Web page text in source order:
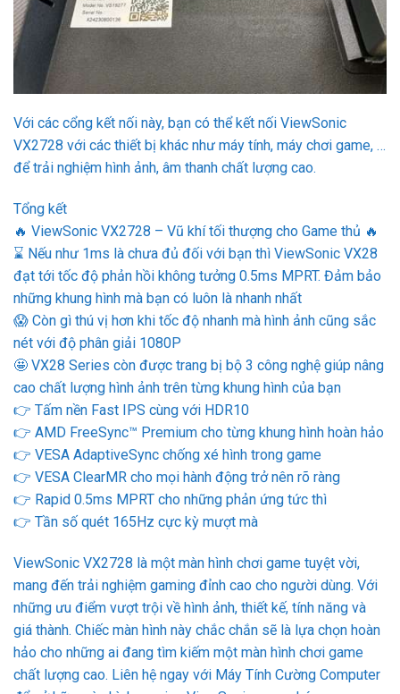
Với các cổng kết nối này, bạn có thể kết nối ViewSonic
VX2728 với các thiết bị khác như máy tính, máy chơi game, …
để trải nghiệm hình ảnh, âm thanh chất lượng cao.
Tổng kết
🔥 ViewSonic VX2728 – Vũ khí tối thượng cho Game thủ 🔥
⌛ Nếu như 1ms là chưa đủ đối với bạn thì ViewSonic VX28
đạt tới tốc độ phản hồi không tưởng 0.5ms MPRT. Đảm bảo
những khung hình mà bạn có luôn là nhanh nhất
😱 Còn gì thú vị hơn khi tốc độ nhanh mà hình ảnh cũng sắc
nét với độ phân giải 1080P
🤩 VX28 Series còn được trang bị bộ 3 công nghệ giúp nâng
cao chất lượng hình ảnh trên từng khung hình của bạn
👉 Tấm nền Fast IPS cùng với HDR10
👉 AMD FreeSync™ Premium cho từng khung hình hoàn hảo
👉 VESA AdaptiveSync chống xé hình trong game
👉 VESA ClearMR cho mọi hành động trở nên rõ ràng
👉 Rapid 0.5ms MPRT cho những phản ứng tức thì
👉 Tần số quét 165Hz cực kỳ mượt mà
ViewSonic VX2728 là một màn hình chơi game tuyệt vời,
mang đến trải nghiệm gaming đỉnh cao cho người dùng. Với
những ưu điểm vượt trội về hình ảnh, thiết kế, tính năng và
giá thành. Chiếc màn hình này chắc chắn sẽ là lựa chọn hoàn
hảo cho những ai đang tìm kiếm một màn hình chơi game
chất lượng cao. Liên hệ ngay với Máy Tính Cường Computer